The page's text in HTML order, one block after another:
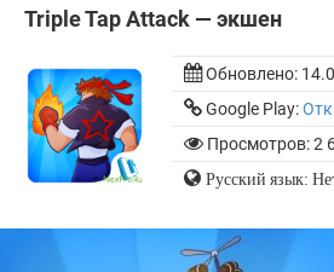
Triple Tap Attack — экшен
Обновлено:
Google Play:
Просмотров: 2
Русский язык: